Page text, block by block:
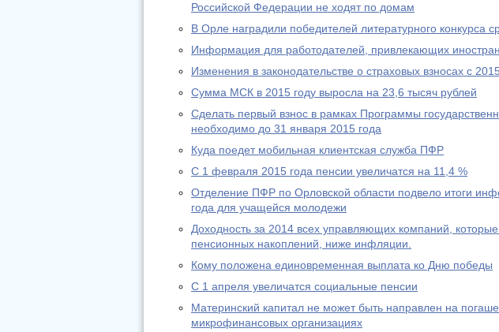
Российской Федерации не ходят по домам
В Орле наградили победителей литературного конкурса
Информация для работодателей, привлекающих
Изменения в законодательстве о страховых взносах с
Сумма МСК в 2015 году выросла на 23,6 тысяч рублей
Сделать первый взнос в рамках Программы
необходимо до 31 января 2015 года
Куда поедет мобильная клиентская служба ПФР
С 1 февраля 2015 года пенсии увеличатся на 11,4 %
Отделение ПФР по Орловской области подвело итоги
года для учащейся молодежи
Доходность за 2014 всех управляющих компаний,
пенсионных накоплений, ниже инфляции.
Кому положена единовременная выплата ко Дню победы
С 1 апреля увеличатся социальные пенсии
Материнский капитал не может быть направлен на
микрофинансовых организациях